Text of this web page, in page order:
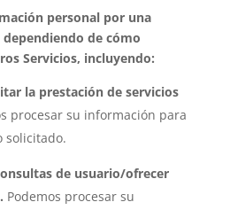
personal por una
de cómo
Servicios, incluyendo:
la prestación de servicios
procesar su información para
solicitado.
de usuario/ofrecer
Podemos procesar su